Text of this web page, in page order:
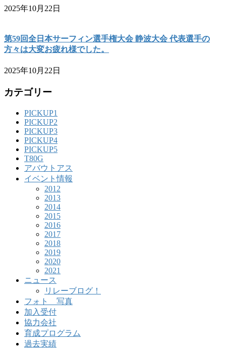
2025年10月22日
第59回全日本サーフィン選手権大会 静波大会 代表選手の
方々は大変お疲れ様でした。
2025年10月22日
カテゴリー
PICKUP1
PICKUP2
PICKUP3
PICKUP4
PICKUP5
T80G
アバウトアス
イベント情報
2012
2013
2014
2015
2016
2017
2018
2019
2020
2021
ニュース
リレーブログ！
フォト 写真
加入受付
協力会社
育成プログラム
過去実績